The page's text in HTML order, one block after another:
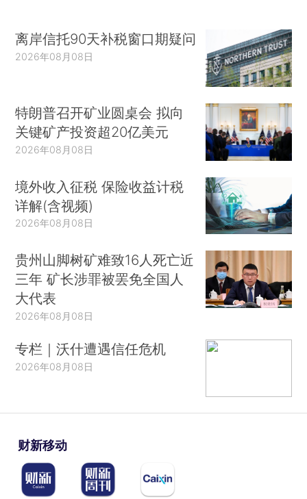
离岸信托90天补税窗口期疑问
2026年08月08日
特朗普召开矿业圆桌会 拟向
关键矿产投资超20亿美元
2026年08月08日
境外收入征税 保险收益计税
详解(含视频)
2026年08月08日
贵州山脚树矿难致16人死亡近
三年 矿长涉罪被罢免全国人
大代表
2026年08月08日
专栏｜沃什遭遇信任危机
2026年08月08日
财新移动